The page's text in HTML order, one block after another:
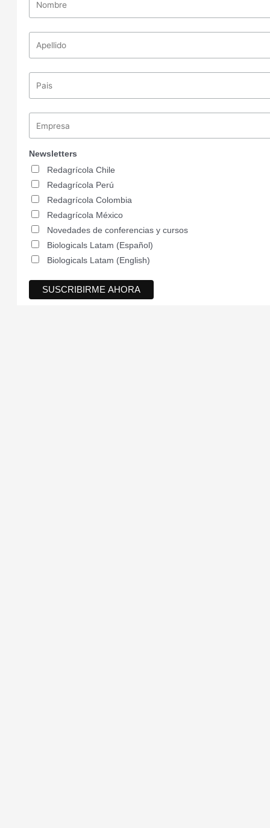
Newsletters
Redagrícola Chile
Redagrícola Perú
Redagrícola Colombia
Redagrícola México
Novedades de conferencias y cursos
Biologicals Latam (Español)
Biologicals Latam (English)